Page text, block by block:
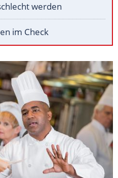
werden
im Check